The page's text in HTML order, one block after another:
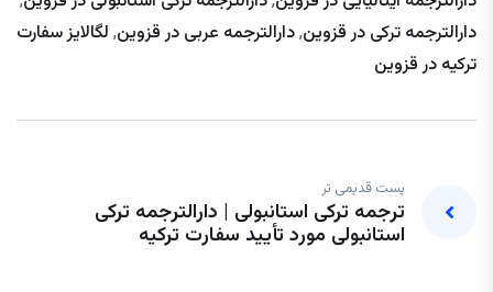
دارالترجمه ترکی در قزوین,دارالترجمه عربی در قزوین, لگالایز سفارت
ترکیه در قزوین
پست قدیمی تر
ترجمه ترکی استانبولی | دارالترجمه ترکی
استانبولی مورد تأیید سفارت ترکیه